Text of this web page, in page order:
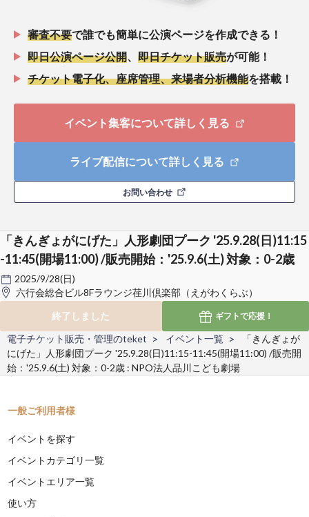
審査不要で誰でも簡単に公演ページを作成できる！
即日公演ページ公開
即日チケット販売が可能！
チケット電子化、座席管理、来場者分析機能を搭載！
イベント集客について詳しく見る
ライブ配信について詳しく見る
お問い合わせ
「きんぎょがにげた」人形劇団プーク '25.9.28(日)11:15
-11:45(開場11:00) /販売開始：'25.9.6(土) 対象：0-2歳
2025/9/28(日)
六行会総合ビル8Fラウンジ荏川倶楽部（えがわくらぶ）
終了しました
ギフトで応援！
電子チケット販売・管理のteket イベント一覧
「きんぎょが
にげた」人形劇団プーク '25.9.28(日)11:15-11:45(開場11:00) /販売開
始：'25.9.6(土) 対象：0-2歳 : NPO法人品川こども劇場
一般ご利用者様
イベントを探す
イベントカテゴリ一覧
イベントエリア一覧
使い方